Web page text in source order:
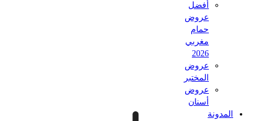
أفضل
عروض
حمام
مغربي
عروض
المختبر
عروض
أسنان
المدونة